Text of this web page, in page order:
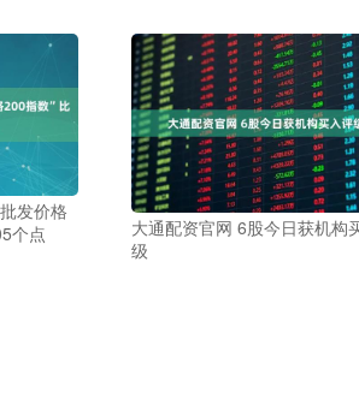
发价格
个点
大通配资官网 6股今日获机构
级